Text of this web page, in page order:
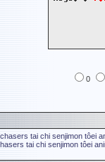
0
tai chi senjimon tôei
tai chi senjimon tôei